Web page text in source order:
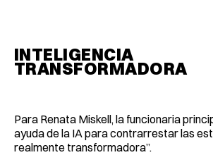
INTELIGENCIA
TRANSFORMADORA
Para Renata Miskell, la funcionaria
ayuda de la IA para contrarrestar las
realmente transformadora”.